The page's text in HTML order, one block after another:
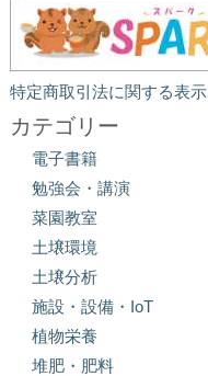
特定商取引法に関する表示
カテゴリー
電子書籍
勉強会・講演
菜園教室
土壌環境
土壌分析
施設・設備・IoT
植物栄養
堆肥・肥料